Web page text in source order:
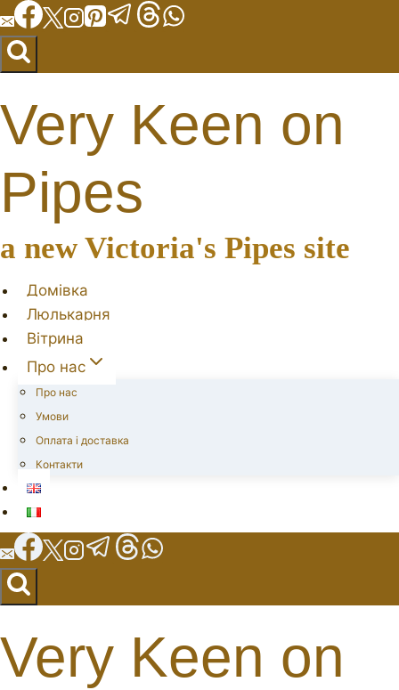
Перейти
до
вмісту
Very Keen on
Pipes
a new Victoria's Pipes site
Домівка
Люлькарня
Вітрина
Про нас
Про нас
Умови
Оплата і доставка
Контакти
Very Keen on